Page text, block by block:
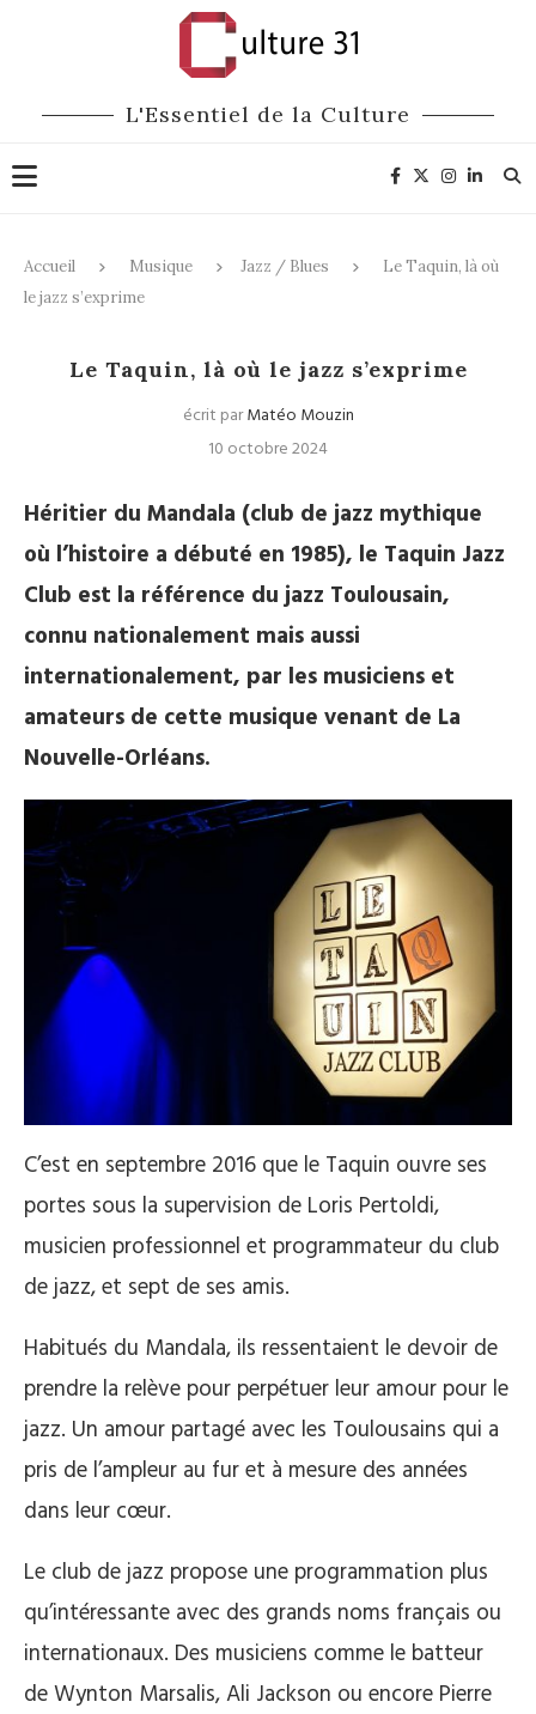
L'Essentiel de la Culture
Accueil Musique Jazz / Blues
Le Taquin, là où
le jazz s’exprime
Jazz / Blues
Le Taquin, là où le jazz s’exprime
écrit parMatéo Mouzin
10 octobre 2024
Héritier du Mandala (club de jazz mythique
où l’histoire a débuté en 1985), le Taquin Jazz
Club est la référence du jazz Toulousain,
connu nationalement mais aussi
internationalement, par les musiciens et
amateurs de cette musique venant de La
Nouvelle-Orléans.
C’est en septembre 2016 que le Taquin ouvre ses
portes sous la supervision de Loris Pertoldi,
musicien professionnel et programmateur du club
de jazz, et sept de ses amis.
Habitués du Mandala, ils ressentaient le devoir de
prendre la relève pour perpétuer leur amour pour le
jazz. Un amour partagé avec les Toulousains qui a
pris de l’ampleur au fur et à mesure des années
dans leur cœur.
Le club de jazz propose une programmation plus
qu’intéressante avec des grands noms français ou
internationaux. Des musiciens comme le batteur
de Wynton Marsalis, Ali Jackson ou encore Pierre